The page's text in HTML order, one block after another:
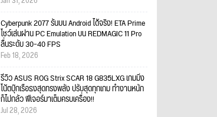
Cyberpunk 2077 รันบน Android ได้จริง! ETA Prime
โชว์เล่นผ่าน PC Emulation บน REDMAGIC 11 Pro
ลื่นระดับ 30–40 FPS
Feb 18, 2026
รีวิว ASUS ROG Strix SCAR 18 G835LXG เกมมิ่ง
โน้ตบุ๊กเรือธงสุดทรงพลัง ปรับสุดทุกเกม ทำงานหนัก
ก็ไม่กลัว ฟีเจอร์มาเต็มครบเครื่อง!!
Jul 28, 2026